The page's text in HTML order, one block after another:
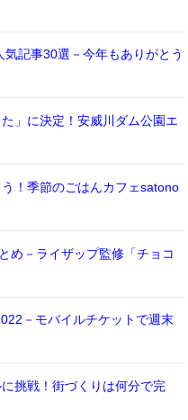
記事30選－今年もありがとう
」に決定！安威川ダム公園エ
！季節のごはんカフェsatono
め－ライザップ監修「チョコ
－モバイルチケットで週末
挑戦！街づくりは何分で完